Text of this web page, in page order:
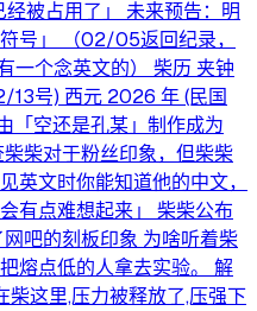
被占用了」 未来预告：明
号」 （02/05返回纪录，
一个念英文的） 柴历 夹钟
13号) 西元 2026 年 (民国
「空还是孔某」制作成为
柴对于粉丝印象，但柴柴
英文时你能知道他的中文，
有点难想起来」 柴柴公布
吧的刻板印象 为啥听着柴
熔点低的人拿去实验。 解
这里,压力被释放了,压强下